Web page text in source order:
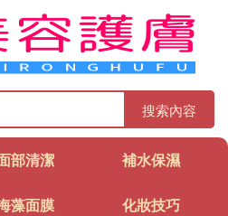
搜索內容
部清潔 補水保濕
藻面膜 化妝技巧